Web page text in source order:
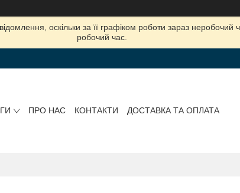
оскільки за її графіком роботи зараз
робочий час.
ПРО НАС КОНТАКТИ ДОСТАВКА ТА ОПЛАТА